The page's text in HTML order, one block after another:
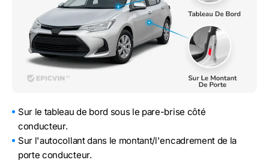
Sur le tableau de bord sous le pare-brise côté
conducteur.
Sur l'autocollant dans le montant/l'encadrement de la
porte conducteur.